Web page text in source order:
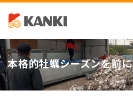
本格的牡蠣シーズンを前に